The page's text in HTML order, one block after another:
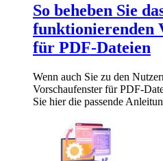
So beheben Sie
funktionierenden
für PDF-Dateien
Wenn auch Sie zu den
Vorschaufenster für PDF-
Sie hier die passende